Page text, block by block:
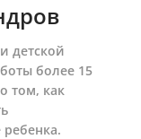
детской
более 15
том, как